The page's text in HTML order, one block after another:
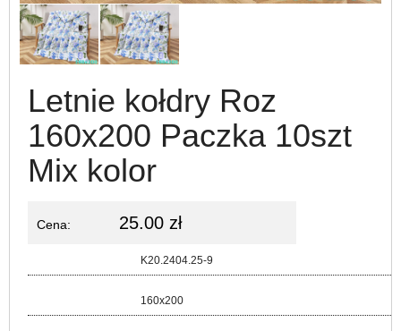
Letnie kołdry Roz
160x200 Paczka 10szt
Mix kolor
Cena: 25.00 zł
K20.2404.25-9
160x200